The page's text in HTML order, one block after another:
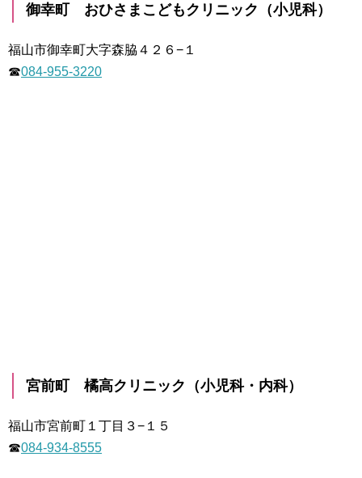
御幸町 おひさまこどもクリニック（小児科）
福山市御幸町大字森脇４２６−１
☎084-955‐3220
宮前町 橘高クリニック（小児科・内科）
福山市宮前町１丁目３−１５
☎084-934-8555